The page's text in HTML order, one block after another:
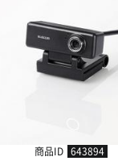
商品ID 643894